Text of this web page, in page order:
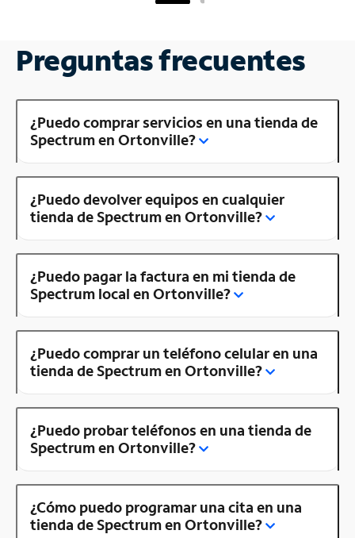
Preguntas frecuentes
¿Puedo comprar servicios en una tienda de
Spectrum en Ortonville?
¿Puedo devolver equipos en cualquier
tienda de Spectrum en Ortonville?
¿Puedo pagar la factura en mi tienda de
Spectrum local en Ortonville?
¿Puedo comprar un teléfono celular en una
tienda de Spectrum en Ortonville?
¿Puedo probar teléfonos en una tienda de
Spectrum en Ortonville?
¿Cómo puedo programar una cita en una
tienda de Spectrum en Ortonville?